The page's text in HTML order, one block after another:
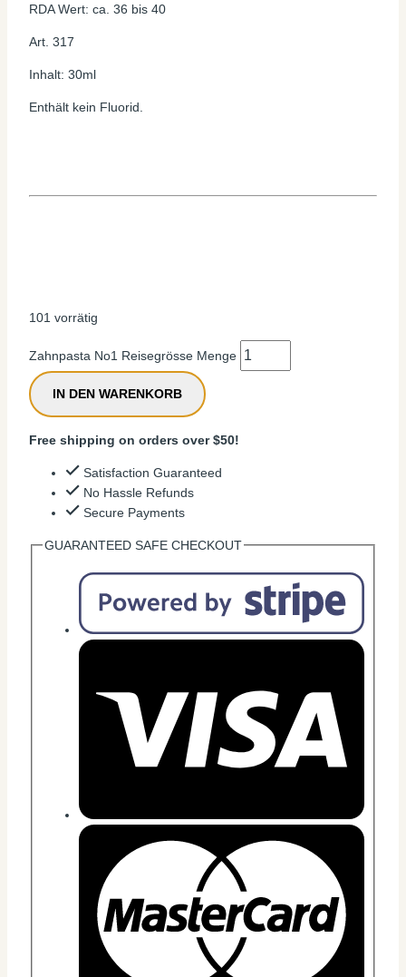
RDA Wert: ca. 36 bis 40
Art. 317
Inhalt: 30ml
Enthält kein Fluorid.
101 vorrätig
Zahnpasta No1 Reisegrösse Menge
IN DEN WARENKORB
Free shipping on orders over $50!
Satisfaction Guaranteed
No Hassle Refunds
Secure Payments
GUARANTEED SAFE CHECKOUT